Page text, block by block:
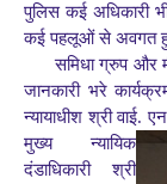
पुलिस कई अधिकारी
कई पहलूओं से अवगत
समिधा ग्रुप और
जानकारी भरे
न्यायाधीश श्री वाई.
मुख्य न्यायिक
दंडाधिकारी श्री